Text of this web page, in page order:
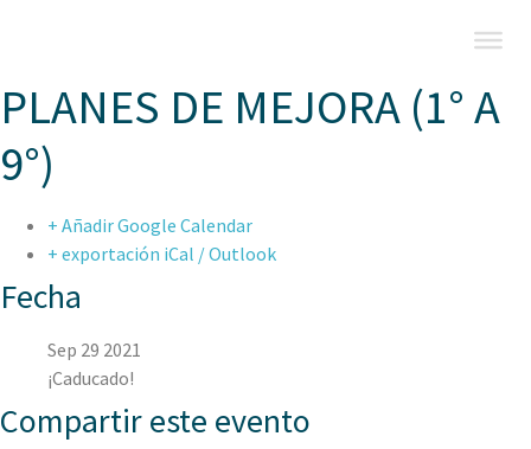
PLANES DE MEJORA (1° A
9°)
+ Añadir Google Calendar
+ exportación iCal / Outlook
Fecha
Sep 29 2021
¡Caducado!
Compartir este evento